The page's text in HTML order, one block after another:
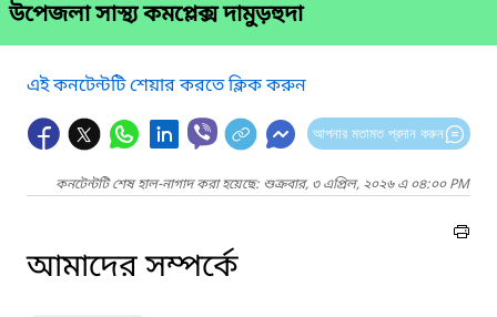
উপেজলা সাস্থ্য কমপ্লেক্স দামুড়হুদা
এই কনটেন্টটি শেয়ার করতে ক্লিক করুন
আপনার মতামত প্রদান করুন
কনটেন্টটি শেষ হাল-নাগাদ করা হয়েছে: শুক্রবার, ৩ এপ্রিল, ২০২৬ এ ০৪:০০ PM
আমাদের সম্পর্কে